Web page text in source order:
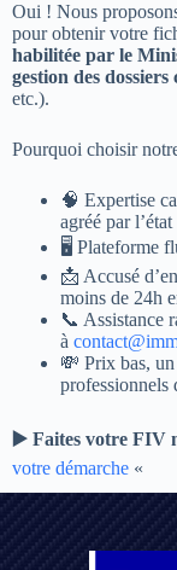
Oui ! Nous
pour obtenir votre
habilitée par le
gestion des dossiers
etc.).
Pourquoi choisir
🧠 Expertise
agréé par l’état
🖥️ Plateforme
📩 Accusé
moins de 24h
📞 Assistance
à
💸 Prix bas,
professionnels
▶️ Faites votre FIV
votre démarche «